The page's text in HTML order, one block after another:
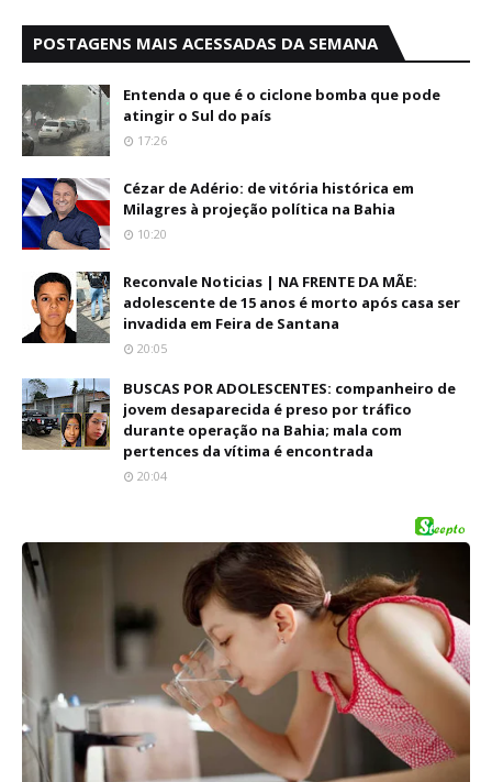
POSTAGENS MAIS ACESSADAS DA SEMANA
Entenda o que é o ciclone bomba que pode
atingir o Sul do país
17:26
Cézar de Adério: de vitória histórica em
Milagres à projeção política na Bahia
10:20
Reconvale Noticias | NA FRENTE DA MÃE:
adolescente de 15 anos é morto após casa ser
invadida em Feira de Santana
20:05
BUSCAS POR ADOLESCENTES: companheiro de
jovem desaparecida é preso por tráfico
durante operação na Bahia; mala com
pertences da vítima é encontrada
20:04